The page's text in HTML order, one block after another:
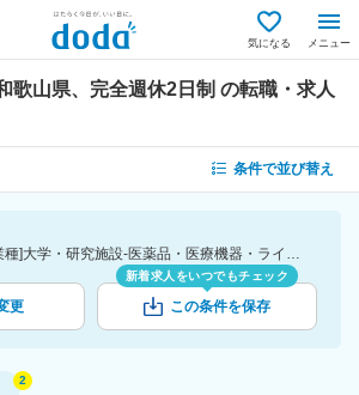
気になる メニュー
歌山県、完全週休2日制 の転職・求人
条件で並び替え
[勤務地]和歌山県 [業種]大学・研究施設-医薬品・医療機器・ライフサイエンス・医療系サービス [こだわり条件ピックアップ]完全週休2日制 [詳細条件](休日・働き方)完全週休2日制
更
新着求人をいつでもチェック
この条件を保存